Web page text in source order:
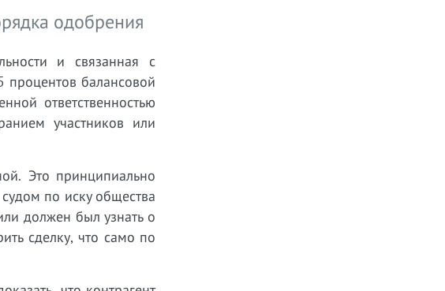
одобрения
и связанная с
процентов балансовой
ответственностью
участников или
Это принципиально
по иску общества
должен был узнать о
сделку, что само по